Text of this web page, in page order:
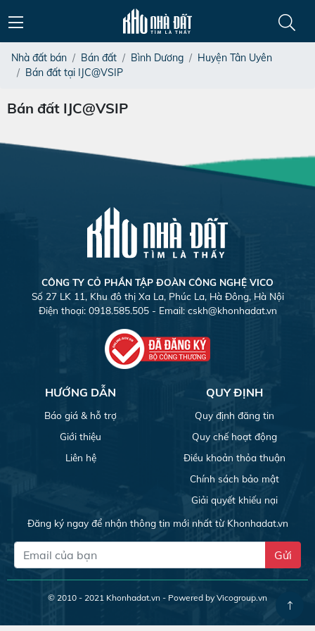
Nhà đất bán Bán đất Bình Dương
Huyện Tân Uyên
Bán đất tại IJC@VSIP
Bán đất IJC@VSIP
CÔNG TY CỎ PHẦN TẬP ĐOÀN CÔNG NGHỆ VICO
Số 27 LK 11, Khu đô thị Xa La, Phúc La, Hà Đông, Hà Nội
Điện thoại: 0918.585.505 - Email: cskh@khonhadat.vn
HƯỚNG DẪN
Báo giá & hỗ trợ
Giới thiệu
Liên hệ
QUY ĐỊNH
Quy định đăng tin
Quy chế hoạt động
Điều khoản thỏa thuận
Chính sách bảo mật
Giải quyết khiếu nại
Đăng ký ngay để nhận thông tin mới nhất từ Khonhadat.vn
Gửi
© 2010 - 2021 Khonhadat.vn - Powered by Vicogroup.vn